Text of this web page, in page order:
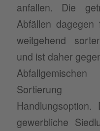
anfallen. Die
Abfällen
weitgehend
und ist daher
Sortierung
gewerbliche